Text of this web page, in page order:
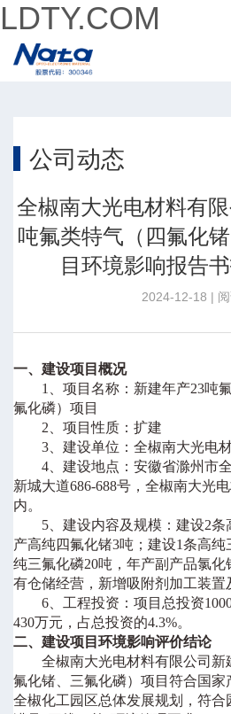
LDTY.COM
公司动态
全椒南大光电材料有
吨氟类特气（四氟化
目环境影响报告
2024-12-18 | 阅
一、建设项目概况
1
、项目名称： 新建年产23吨
氟化磷）项目
2 、项目性质： 扩建
3 、建设单位： 全椒南大光电
4 、建设地点：安徽省滁州市
新城大道686-688号 ， 全椒南大光
内。
5 、建设内容及规模： 建设2条
产高纯四氟化锗3吨；建设1条高纯
纯三氟化磷20吨，年产副产品氯化
有仓储经营，新增吸附剂加工装置
6 、工程投资：项目 总投资10
430万元，占总投资的4.3%。
二、建设项目环境影响评价结论
全椒南大光电材料有限公司新
氟化锗、三氟化磷）项目 符合国家
全椒化工园区总体发展规划
，符